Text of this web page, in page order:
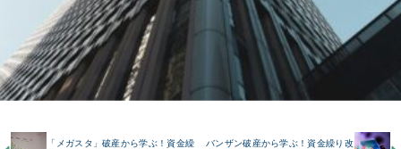
「メガスタ」破産から学ぶ！資金繰
バンザン破産から学ぶ！資金繰り改